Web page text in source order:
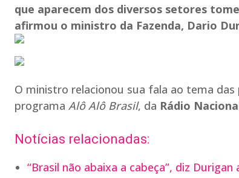
que aparecem dos diversos setores
afirmou o ministro da Fazenda, Dario
O ministro relacionou sua fala ao tema
programa Alô Alô Brasil, da Rádio
Notícias relacionadas:
“Brasil não abaixa a cabeça”, diz